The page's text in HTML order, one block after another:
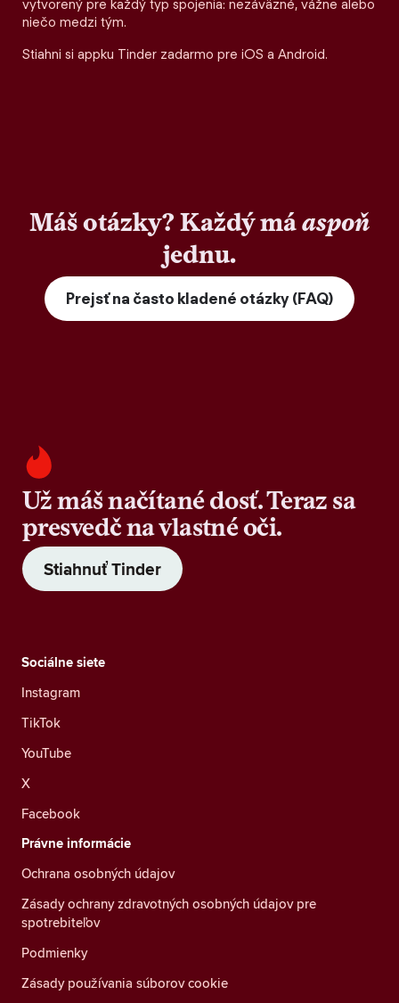
vytvorený pre každý typ spojenia: nezáväzné, vážne alebo
niečo medzi tým.
Stiahni si appku Tinder zadarmo pre iOS a Android.
Máš otázky? Každý máaspoň
jednu.
Prejsť na často kladené otázky (FAQ)
Už máš načítané dosť. Teraz sa
presvedč na vlastné oči.
Stiahnuť Tinder
Sociálne siete
Instagram
TikTok
YouTube
X
Facebook
Právne informácie
Ochrana osobných údajov
Zásady ochrany zdravotných osobných údajov pre
spotrebiteľov
Podmienky
Zásady používania súborov cookie